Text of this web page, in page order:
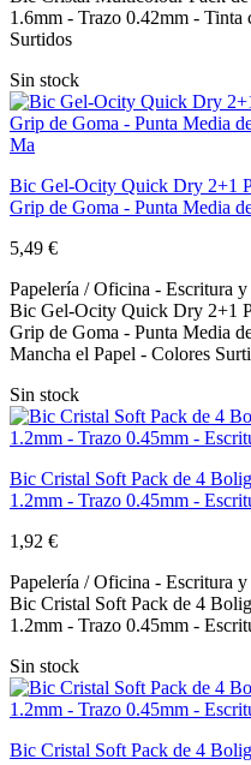
1.6mm - Trazo 0.42mm - Tinta
Surtidos
Sin stock
Bic Gel-Ocity Quick Dry 2+1
Grip de Goma - Punta Media
5,49 €
Papelería / Oficina - Escritura
Bic Gel-Ocity Quick Dry 2+1
Grip de Goma - Punta Media
Mancha el Papel - Colores
Sin stock
Bic Cristal Soft Pack de 4
1.2mm - Trazo 0.45mm -
1,92 €
Papelería / Oficina - Escritura
Bic Cristal Soft Pack de 4
1.2mm - Trazo 0.45mm -
Sin stock
Bic Cristal Soft Pack de 4